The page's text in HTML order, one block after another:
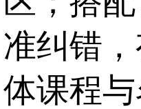
准纠错
体课程